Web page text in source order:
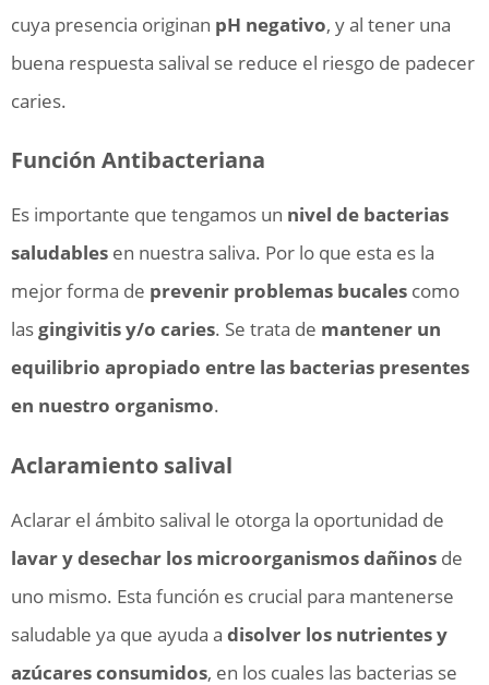
cuya presencia originan pH negativo, y al tener una
buena respuesta salival se reduce el riesgo de padecer
caries.
Función Antibacteriana
Es importante que tengamos un nivel de bacterias
saludables en nuestra saliva. Por lo que esta es la
mejor forma de prevenir problemas bucales como
lasgingivitis y/o caries. Se trata de mantener un
equilibrio apropiado entre las bacterias presentes
en nuestro organismo.
Aclaramiento salival
Aclarar el ámbito salival le otorga la oportunidad de
lavar y desechar los microorganismos dañinos de
uno mismo. Esta función es crucial para mantenerse
saludable ya que ayuda a disolver los nutrientes y
azúcares consumidos, en los cuales las bacterias se